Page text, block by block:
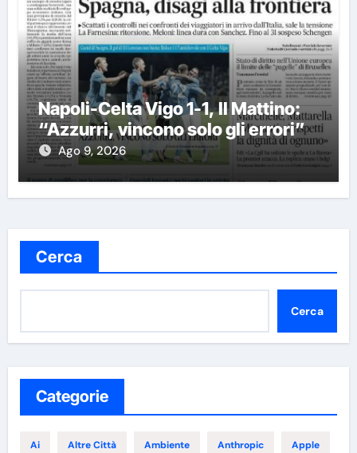
Napoli-Celta Vigo 1-1, Il Mattino:
“Azzurri, vincono solo gli errori”
Ago 9, 2026
Cerca
Cerca
Categorie
Ai Altre Città Ambiente Anthropic Apple